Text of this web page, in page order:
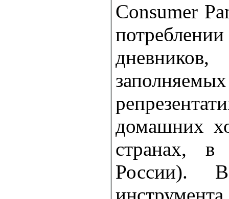
Consumer
домашних
странах,
России).